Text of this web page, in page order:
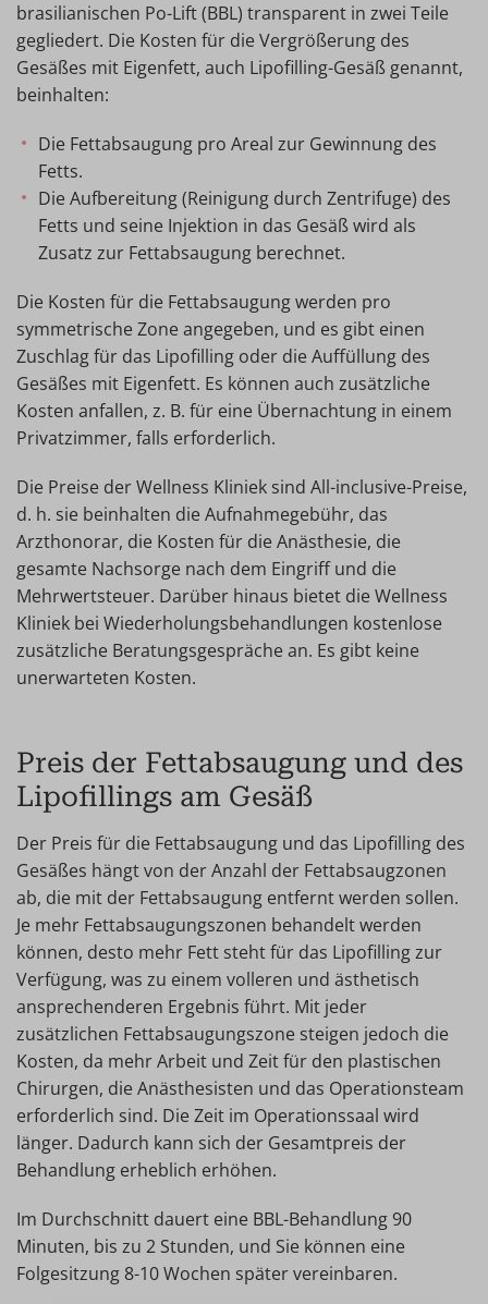
brasilianischen Po-Lift (BBL) transparent in zwei Teile
gegliedert. Die Kosten für die Vergrößerung des
Gesäßes mit Eigenfett, auch Lipofilling-Gesäß genannt,
beinhalten:
Die Fettabsaugung pro Areal zur Gewinnung des
Fetts.
Die Aufbereitung (Reinigung durch Zentrifuge) des
Fetts und seine Injektion in das Gesäß wird als
Zusatz zur Fettabsaugung berechnet.
Die Kosten für die Fettabsaugung werden pro
symmetrische Zone angegeben, und es gibt einen
Zuschlag für das Lipofilling oder die Auffüllung des
Gesäßes mit Eigenfett. Es können auch zusätzliche
Kosten anfallen, z. B. für eine Übernachtung in einem
Privatzimmer, falls erforderlich.
Die Preise der Wellness Kliniek sind All-inclusive-Preise,
d. h. sie beinhalten die Aufnahmegebühr, das
Arzthonorar, die Kosten für die Anästhesie, die
gesamte Nachsorge nach dem Eingriff und die
Mehrwertsteuer. Darüber hinaus bietet die Wellness
Kliniek bei Wiederholungsbehandlungen kostenlose
zusätzliche Beratungsgespräche an. Es gibt keine
unerwarteten Kosten.
Preis der Fettabsaugung und des
Lipofillings am Gesäß
Der Preis für die Fettabsaugung und das Lipofilling des
Gesäßes hängt von der Anzahl der Fettabsaugzonen
ab, die mit der Fettabsaugung entfernt werden sollen.
Je mehr Fettabsaugungszonen behandelt werden
können, desto mehr Fett steht für das Lipofilling zur
Verfügung, was zu einem volleren und ästhetisch
ansprechenderen Ergebnis führt. Mit jeder
zusätzlichen Fettabsaugungszone steigen jedoch die
Kosten, da mehr Arbeit und Zeit für den plastischen
Chirurgen, die Anästhesisten und das Operationsteam
erforderlich sind. Die Zeit im Operationssaal wird
länger. Dadurch kann sich der Gesamtpreis der
Behandlung erheblich erhöhen.
Im Durchschnitt dauert eine BBL-Behandlung 90
Minuten, bis zu 2 Stunden, und Sie können eine
Folgesitzung 8-10 Wochen später vereinbaren.